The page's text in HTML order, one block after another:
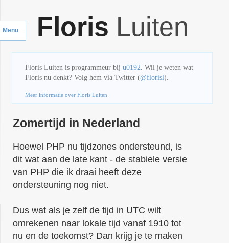
Floris Luiten
Menu
Floris Luiten is programmeur bij u0192. Wil je weten wat
Floris nu denkt? Volg hem via Twitter (@florisl).
Meer informatie over Floris Luiten
Zomertijd in Nederland
Hoewel PHP nu tijdzones ondersteund, is
dit wat aan de late kant - de stabiele versie
van PHP die ik draai heeft deze
ondersteuning nog niet.
Dus wat als je zelf de tijd in UTC wilt
omrekenen naar lokale tijd vanaf 1910 tot
nu en de toekomst? Dan krijg je te maken